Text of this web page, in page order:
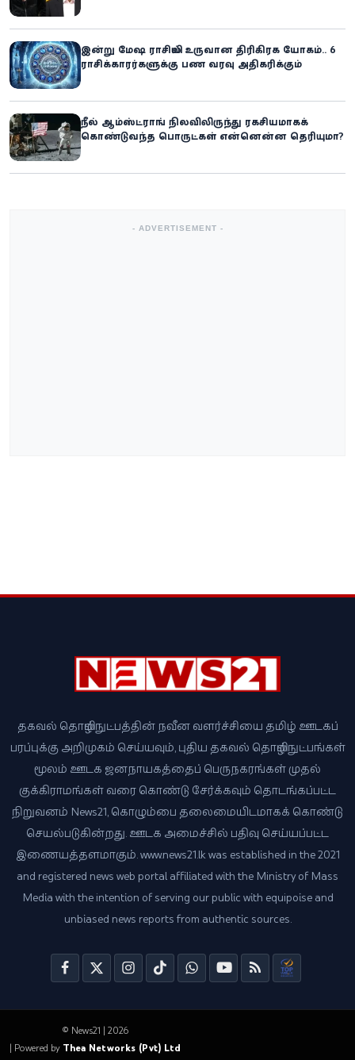
இன்று மேஷ ராசியில் உருவான திரிகிரக யோகம்.. 6
ராசிக்காரர்களுக்கு பண வரவு அதிகரிக்கும்
நீல் ஆம்ஸ்ட்ராங் நிலவிலிருந்து ரகசியமாகக்
கொண்டுவந்த பொருட்கள் என்னென்ன தெரியுமா?
- ADVERTISEMENT -
தகவல் தொழில்நுட்பத்தின் நவீன வளர்ச்சியை தமிழ் ஊடகப்
பரப்புக்கு அறிமுகம் செய்யவும், புதிய தகவல் தொழில்நுட்பங்கள்
மூலம் ஊடக ஜனநாயகத்தைப் பெருநகரங்கள் முதல்
குக்கிராமங்கள் வரை கொண்டு சேர்க்கவும் தொடங்கப்பட்ட
நிறுவனம் News21, கொழும்பை தலைமையிடமாகக் கொண்டு
செயல்படுகின்றது. ஊடக அமைச்சில் பதிவு செய்யப்பட்ட
இணையத்தளமாகும். www.news21.lk was established in the 2021
and registered news web portal affiliated with the Ministry of Mass
Media with the intention of serving our public with equipoise and
unbiased news reports from authentic sources.
© News21 | 2026
| Powered by Thea Networks (Pvt) Ltd